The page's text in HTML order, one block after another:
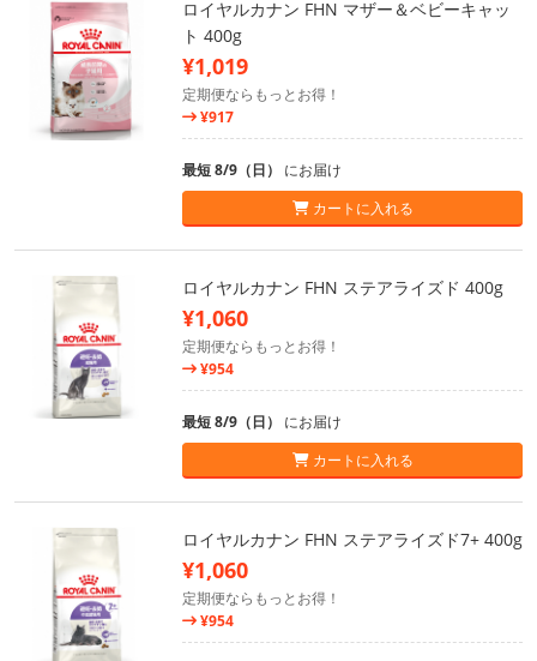
ロイヤルカナン FHN マザー＆ベビーキャッ
ト 400g
¥1,019
定期便ならもっとお得！
¥917
最短 8/9（日） にお届け
カートに入れる
ロイヤルカナン FHN ステアライズド 400g
¥1,060
定期便ならもっとお得！
¥954
最短 8/9（日） にお届け
カートに入れる
ロイヤルカナン FHN ステアライズド7+ 400g
¥1,060
定期便ならもっとお得！
¥954